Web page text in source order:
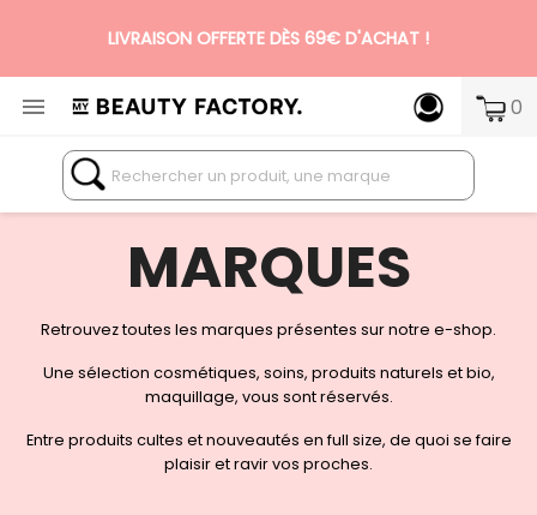
LIVRAISON OFFERTE DÈS 69€ D'ACHAT !
N°1 DES BOX BEAUTÉ PREMIUM SANS ENGAGEMENT
 0
MARQUES
Retrouvez toutes les marques présentes sur notre e-shop.
Une sélection cosmétiques, soins, produits naturels et bio,
maquillage, vous sont réservés.
Entre produits cultes et nouveautés en full size, de quoi se faire
plaisir et ravir vos proches.